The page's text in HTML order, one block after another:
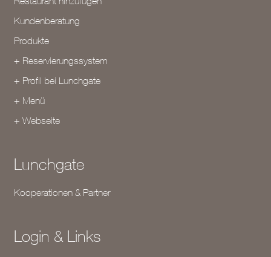
Kundenberatung
Produkte
+ Reservierungssystem
+ Profil bei Lunchgate
+ Menü
+ Webseite
Lunchgate
Kooperationen & Partner
Login & Links